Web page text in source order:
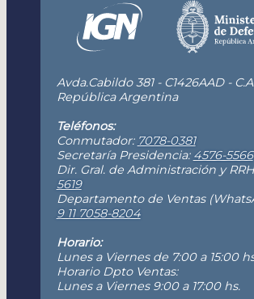
Avda.Cabildo 381 - C1426AAD -
República Argentina
Teléfonos:
Conmutador: 7078-0381
Secretaría Presidencia: 4576-5566
Dir. Gral. de Administración y
5619
Departamento de Ventas
9 11 7058-8204
Horario:
Lunes a Viernes de 7:00 a 15:00
Horario Dpto Ventas:
Lunes a Viernes 9:00 a 17:00 hs.